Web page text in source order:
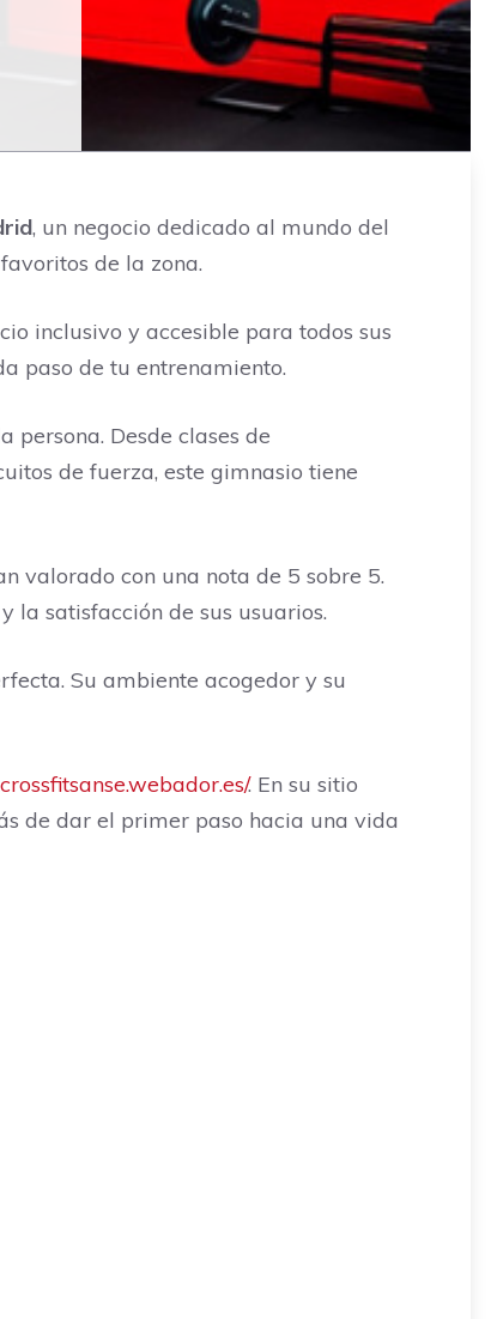
, un negocio dedicado al mundo del
de la zona.
inclusivo y accesible para todos sus
paso de tu entrenamiento.
persona. Desde clases de
de fuerza, este gimnasio tiene
valorado con una nota de 5 sobre 5.
la satisfacción de sus usuarios.
Su ambiente acogedor y su
. En su sitio
de dar el primer paso hacia una vida